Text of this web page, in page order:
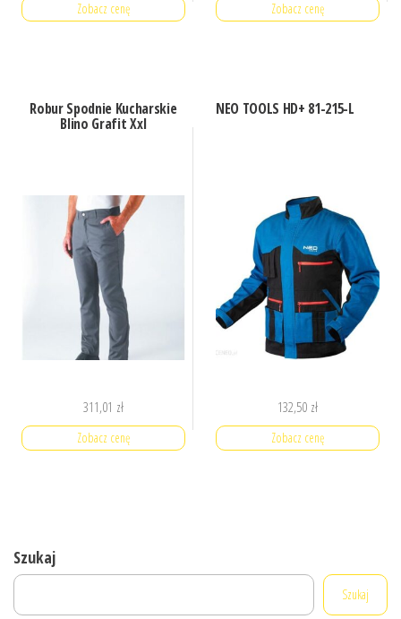
Zobacz cenę Zobacz cenę
Robur Spodnie Kucharskie
Blino Grafit Xxl
311,01 zł
Zobacz cenę
NEO TOOLS HD+ 81-215-L
132,50 zł
Zobacz cenę
Szukaj
Szukaj